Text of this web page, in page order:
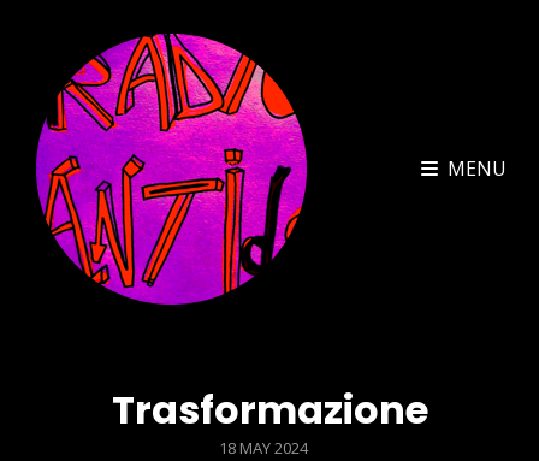
MENU
Trasformazione
POSTED
18 MAY 2024